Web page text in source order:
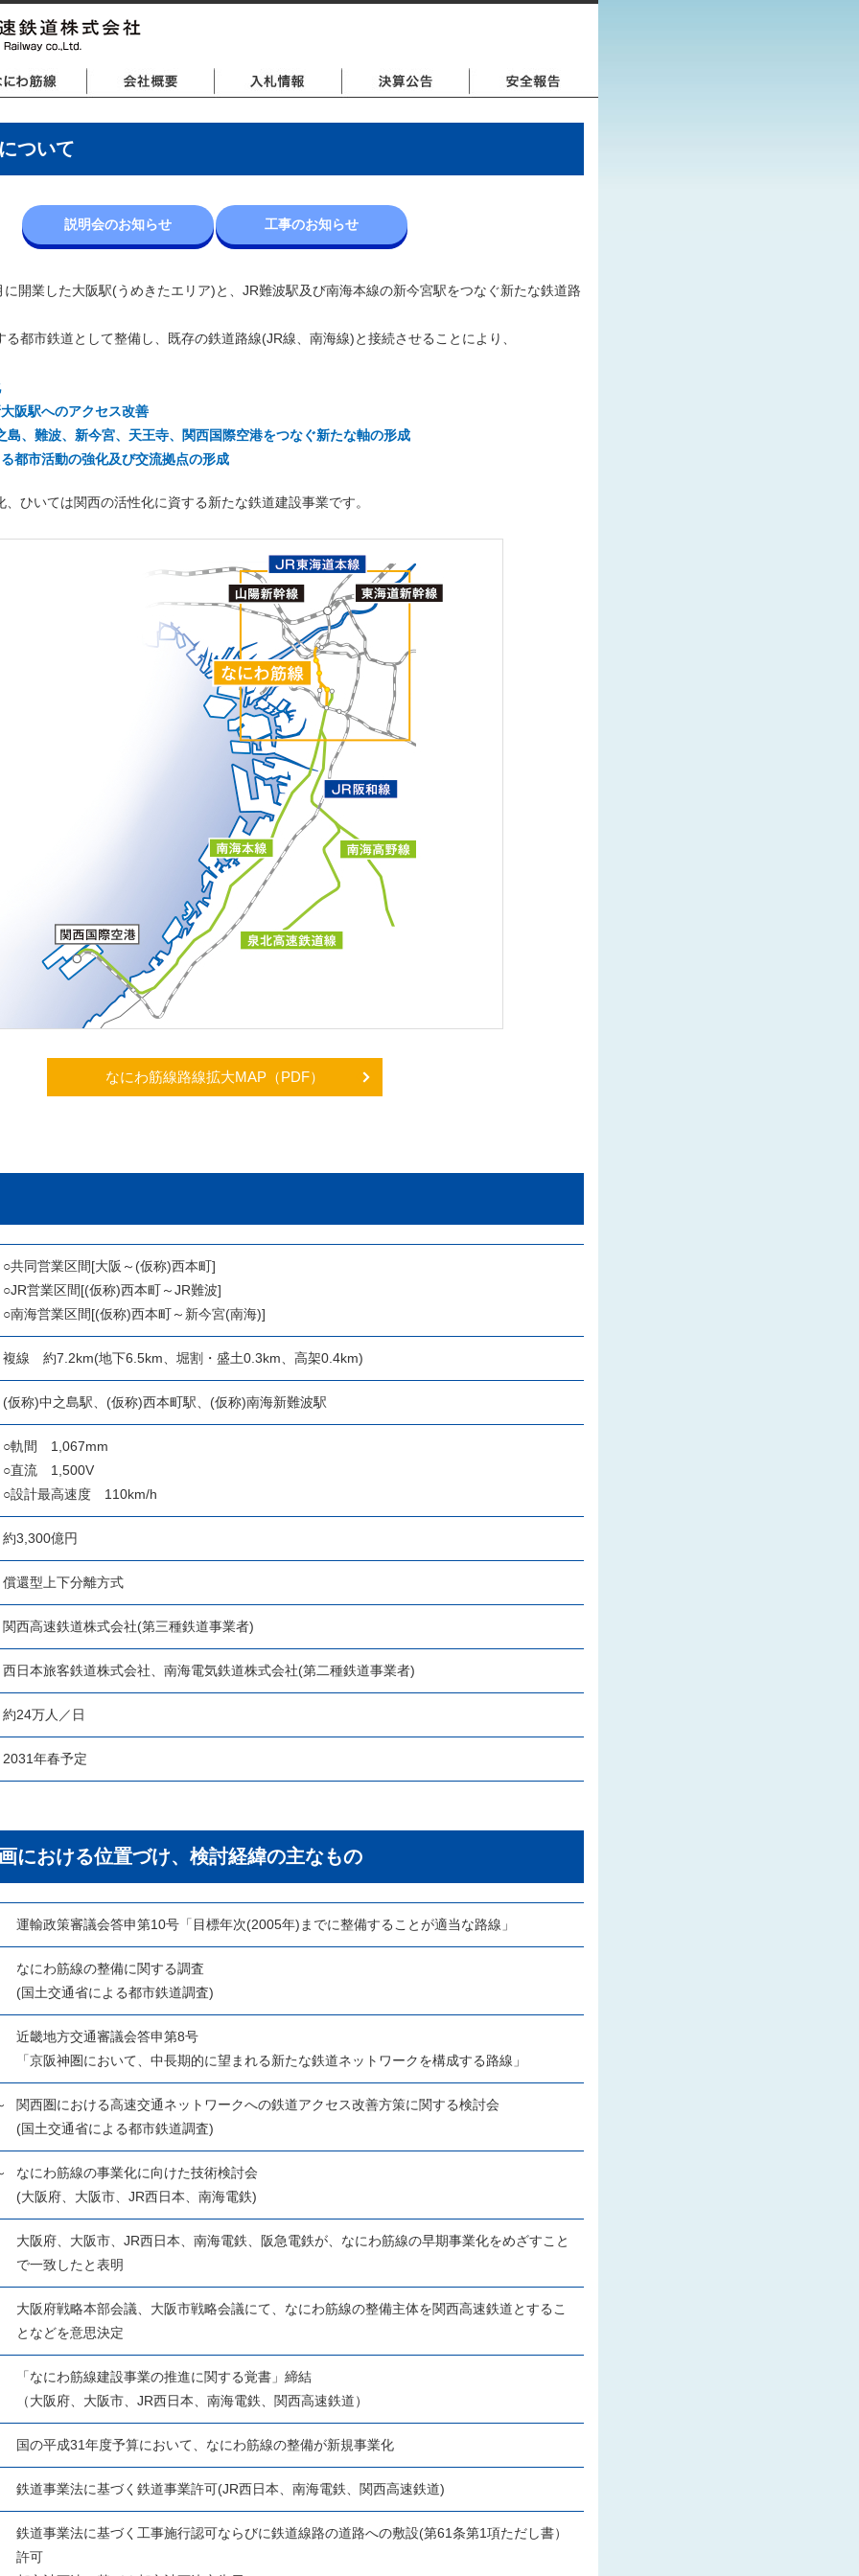
ついて
説明会のお知らせ 工事のお知らせ
開業した大阪駅(うめきたエリア)と、JR難波駅及び南海本線の新今宮駅をつなぐ新たな鉄道路
都市鉄道として整備し、既存の鉄道路線(JR線、南海線)と接続させることにより、
阪駅へのアクセス改善
島、難波、新今宮、天王寺、関西国際空港をつなぐ新たな軸の形成
都市活動の強化及び交流拠点の形成
ひいては関西の活性化に資する新たな鉄道建設事業です。
なにわ筋線路線拡大MAP（PDF）
○共同営業区間[大阪～(仮称)西本町]
○JR営業区間[(仮称)西本町～JR難波]
○南海営業区間[(仮称)西本町～新今宮(南海)]
複線 約7.2km(地下6.5km、堀割・盛土0.3km、高架0.4km)
(仮称)中之島駅、(仮称)西本町駅、(仮称)南海新難波駅
○軌間 1,067mm
○直流 1,500V
○設計最高速度 110km/h
約3,300億円
償還型上下分離方式
関西高速鉄道株式会社(第三種鉄道事業者)
西日本旅客鉄道株式会社、南海電気鉄道株式会社(第二種鉄道事業者)
約24万人／日
2031年春予定
における位置づけ、検討経緯の主なもの
運輸政策審議会答申第10号「目標年次(2005年)までに整備することが適当な路線」
なにわ筋線の整備に関する調査
(国土交通省による都市鉄道調査)
近畿地方交通審議会答申第8号
「京阪神圏において、中長期的に望まれる新たな鉄道ネットワークを構成する路線」
関西圏における高速交通ネットワークへの鉄道アクセス改善方策に関する検討会
(国土交通省による都市鉄道調査)
なにわ筋線の事業化に向けた技術検討会
(大阪府、大阪市、JR西日本、南海電鉄)
大阪府、大阪市、JR西日本、南海電鉄、阪急電鉄が、なにわ筋線の早期事業化をめざすこと
で一致したと表明
大阪府戦略本部会議、大阪市戦略会議にて、なにわ筋線の整備主体を関西高速鉄道とするこ
となどを意思決定
「なにわ筋線建設事業の推進に関する覚書」締結
（大阪府、大阪市、JR西日本、南海電鉄、関西高速鉄道）
国の平成31年度予算において、なにわ筋線の整備が新規事業化
鉄道事業法に基づく鉄道事業許可(JR西日本、南海電鉄、関西高速鉄道)
鉄道事業法に基づく工事施行認可ならびに鉄道線路の道路への敷設(第61条第1項ただし書）
許可